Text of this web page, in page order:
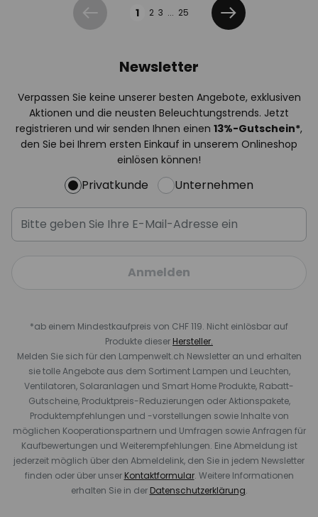
Zurück 1 2 3 ... 25
Weiter
Newsletter
Verpassen Sie keine unserer besten Angebote, exklusiven
Aktionen und die neusten Beleuchtungstrends. Jetzt
registrieren und wir senden Ihnen einen 13%-Gutschein*,
den Sie bei Ihrem ersten Einkauf in unserem Onlineshop
einlösen können!
Privatkunde Unternehmen
Anmelden
*ab einem Mindestkaufpreis von CHF 119. Nicht einlösbar auf
Produkte dieser Hersteller.
Melden Sie sich für den Lampenwelt.ch Newsletter an und erhalten
sie tolle Angebote aus dem Sortiment Lampen und Leuchten,
Ventilatoren, Solaranlagen und Smart Home Produkte, Rabatt-
Gutscheine, Produktpreis-Reduzierungen oder Aktionspakete,
Produktempfehlungen und -vorstellungen sowie Inhalte von
möglichen Kooperationspartnern und Umfragen sowie Anfragen für
Kaufbewertungen und Weiterempfehlungen. Eine Abmeldung ist
jederzeit möglich über den Abmeldelink, den Sie in jedem Newsletter
finden oder über unser Kontaktformular. Weitere Informationen
erhalten Sie in der Datenschutzerklärung.